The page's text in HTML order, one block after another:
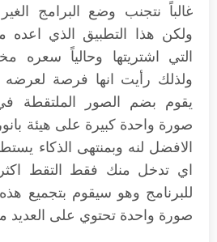
غالباً نتجنب وضع البرامج
ولكن هذا التطبيق الذي اعده
التي اشتريتها وحالياً سعره
ولذلك رأيت انها فرصة لعرضه
يقوم بضم الصور الملتقطة
صورة واحدة كبيرة على هيئة
الافضل لنه وبمنتهى الذكاء
اي تدخل منك فقط التقط
للبرنامج وهو سيقوم بتجميع
صورة واحدة تحتوي على العديد